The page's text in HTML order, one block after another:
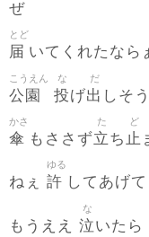
ぜ
届
とど
いてくれたなら
公園
こうえん
投
な
げ出
だ
しそ
傘
かさ
もささず立
た
ち止
ど
ねぇ 許
ゆる
してあげ
もうええ 泣
な
いた